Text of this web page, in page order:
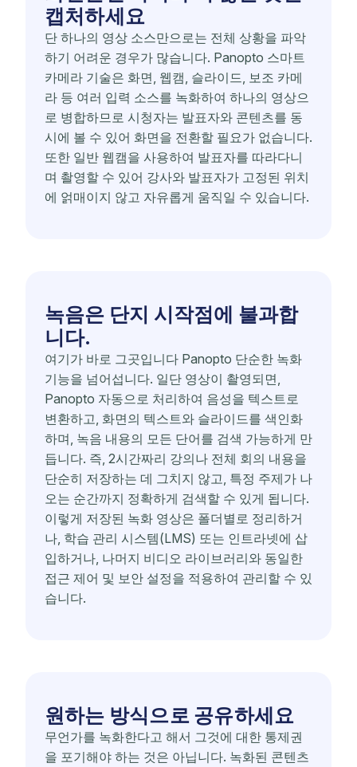
캡처하세요
단 하나의 영상 소스만으로는 전체 상황을 파악
하기 어려운 경우가 많습니다. Panopto 스마트
카메라 기술은 화면, 웹캠, 슬라이드, 보조 카메
라 등 여러 입력 소스를 녹화하여 하나의 영상으
로 병합하므로 시청자는 발표자와 콘텐츠를 동
시에 볼 수 있어 화면을 전환할 필요가 없습니다.
또한 일반 웹캠을 사용하여 발표자를 따라다니
며 촬영할 수 있어 강사와 발표자가 고정된 위치
에 얽매이지 않고 자유롭게 움직일 수 있습니다.
녹음은 단지 시작점에 불과합
니다.
여기가 바로 그곳입니다 Panopto 단순한 녹화
기능을 넘어섭니다. 일단 영상이 촬영되면,
Panopto 자동으로 처리하여 음성을 텍스트로
변환하고, 화면의 텍스트와 슬라이드를 색인화
하며, 녹음 내용의 모든 단어를 검색 가능하게 만
듭니다. 즉, 2시간짜리 강의나 전체 회의 내용을
단순히 저장하는 데 그치지 않고, 특정 주제가 나
오는 순간까지 정확하게 검색할 수 있게 됩니다.
이렇게 저장된 녹화 영상은 폴더별로 정리하거
나, 학습 관리 시스템(LMS) 또는 인트라넷에 삽
입하거나, 나머지 비디오 라이브러리와 동일한
접근 제어 및 보안 설정을 적용하여 관리할 수 있
습니다.
원하는 방식으로 공유하세요
무언가를 녹화한다고 해서 그것에 대한 통제권
을 포기해야 하는 것은 아닙니다. 녹화된 콘텐츠